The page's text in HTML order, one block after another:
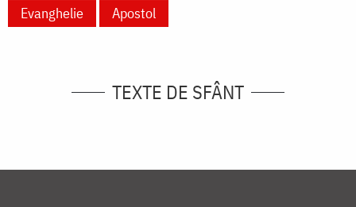
Evanghelie
Apostol
TEXTE DE SFÂNT